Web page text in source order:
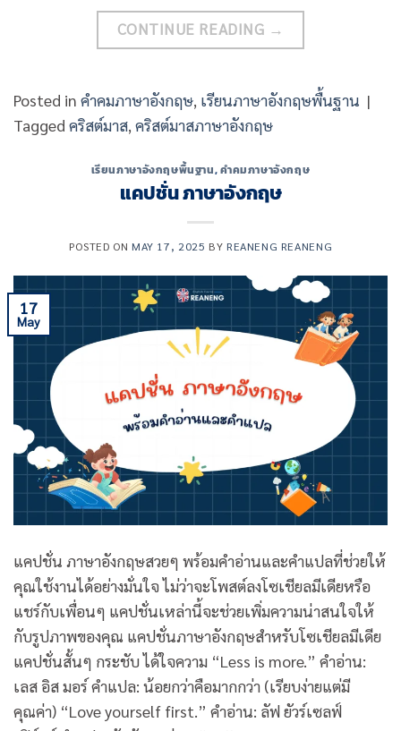
CONTINUE READING →
Posted in คำคมภาษาอังกฤษ, เรียนภาษาอังกฤษพื้นฐาน |
Tagged คริสต์มาส, คริสต์มาสภาษาอังกฤษ
เรียนภาษาอังกฤษพื้นฐาน,คำคมภาษาอังกฤษ
แคปชั่น ภาษาอังกฤษ
POSTED ON MAY 17, 2025 BY REANENG REANENG
17
May
แคปชั่น ภาษาอังกฤษสวยๆ พร้อมคำอ่านและคำแปลที่ช่วยให้
คุณใช้งานได้อย่างมั่นใจ ไม่ว่าจะโพสต์ลงโซเชียลมีเดียหรือ
แชร์กับเพื่อนๆ แคปชั่นเหล่านี้จะช่วยเพิ่มความน่าสนใจให้
กับรูปภาพของคุณ แคปชั่นภาษาอังกฤษสำหรับโซเชียลมีเดีย
แคปชั่นสั้นๆ กระชับ ได้ใจความ “Less is more.” คำอ่าน:
เลส อิส มอร์ คำแปล: น้อยกว่าคือมากกว่า (เรียบง่ายแต่มี
คุณค่า) “Love yourself first.” คำอ่าน: ลัฟ ยัวร์เซลฟ์